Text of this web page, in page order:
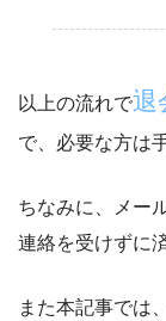
以上の流れで退
で、必要な方は
ちなみに、
メー
連絡を受けずに
また本記事では